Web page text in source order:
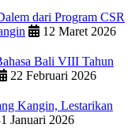
dari Program CSR
12 Maret 2026
Bali VIII Tahun
22 Februari 2026
Kangin, Lestarikan
Januari 2026